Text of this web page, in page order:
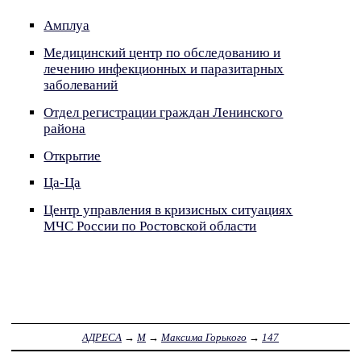
Амплуа
Медицинский центр по обследованию и
лечению инфекционных и паразитарных
заболеваний
Отдел регистрации граждан Ленинского
района
Открытие
Ца-Ца
Центр управления в кризисных ситуациях
МЧС России по Ростовской области
АДРЕСА → М→ Максима Горького → 147